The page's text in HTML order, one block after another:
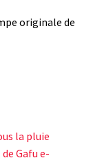
originale de